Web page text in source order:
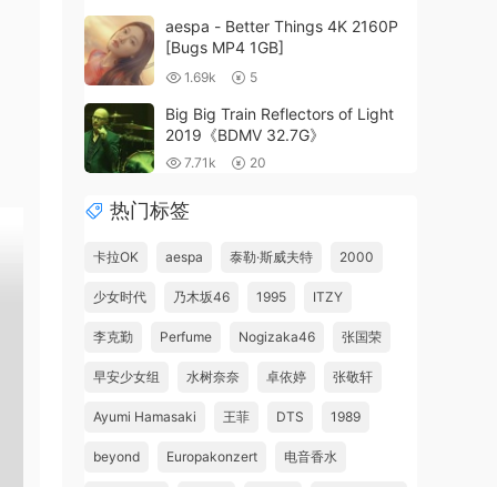
aespa - Better Things 4K 2160P
[Bugs MP4 1GB]
1.69k 5
Big Big Train Reflectors of Light
2019《BDMV 32.7G》
7.71k 20
热门标签
卡拉OK aespa 泰勒·斯威夫特 2000
少女时代 乃木坂46 1995 ITZY
李克勤 Perfume Nogizaka46 张国荣
早安少女组 水树奈奈 卓依婷 张敬轩
Ayumi Hamasaki 王菲 DTS 1989
beyond Europakonzert 电音香水